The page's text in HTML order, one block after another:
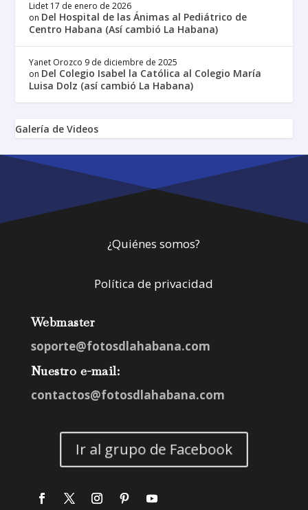
Lidet 17 de enero de 2026
on Del Hospital de las Ánimas al Pediátrico de
Centro Habana (Así cambió La Habana)
Yanet Orozco 9 de diciembre de 2025
on Del Colegio Isabel la Católica al Colegio María
Luisa Dolz (así cambió La Habana)
Galería de Videos
¿Quiénes somos?
Política de privacidad
Webmaster
soporte@fotosdlahabana.com
Nuestro e-mail:
contactos@fotosdlahabana.com
Ir al grupo de Facebook